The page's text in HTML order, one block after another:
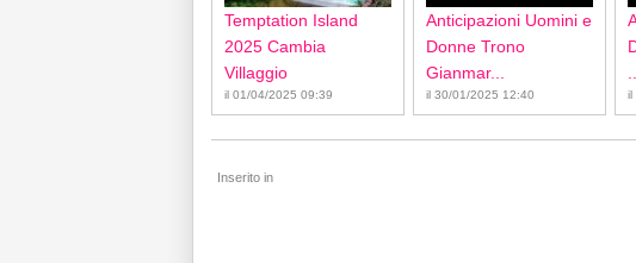
Temptation Island
2025 Cambia
Villaggio
il 01/04/2025 09:39
Anticipazioni Uomini e
Donne Trono
Gianmar...
il 30/01/2025 12:40 il
Inserito in